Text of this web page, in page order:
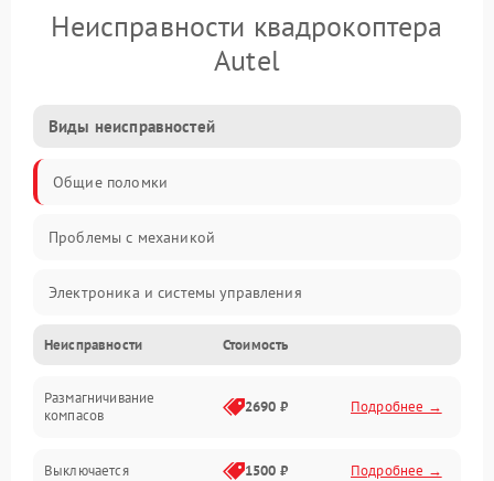
Неисправности квадрокоптера
Autel
Виды неисправностей
Общие поломки
Проблемы с механикой
Электроника и системы управления
Проблемы с сигналом
Двигатели и силовая установка
Неисправности Стоимость
Размагничивание
компасов
2690 ₽ Подробнее →
Выключается 1500 ₽ Подробнее →